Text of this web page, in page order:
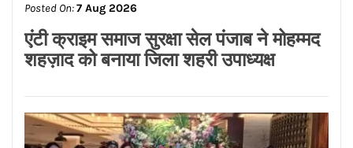
Posted On:7 Aug 2026
एंटी क्राइम समाज सुरक्षा सेल पंजाब ने मोहम्मद
शहज़ाद को बनाया जिला शहरी उपाध्यक्ष